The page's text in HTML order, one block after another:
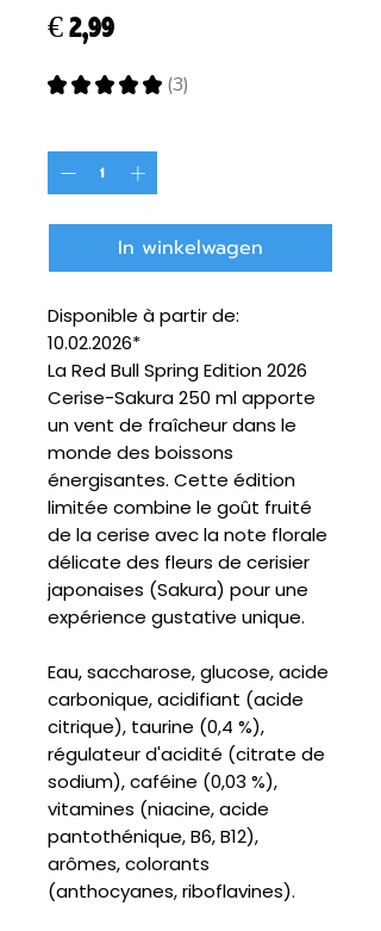
€ 2,99Prijs
★ ★ ★ ★ ★ 3
3
In winkelwagen
Disponible à partir de:
10.02.2026*
La Red Bull Spring Edition 2026
Cerise-Sakura 250 ml apporte
un vent de fraîcheur dans le
monde des boissons
énergisantes. Cette édition
limitée combine le goût fruité
de la cerise avec la note florale
délicate des fleurs de cerisier
japonaises (Sakura) pour une
expérience gustative unique.
Eau, saccharose, glucose, acide
carbonique, acidifiant (acide
citrique), taurine (0,4 %),
régulateur d'acidité (citrate de
sodium), caféine (0,03 %),
vitamines (niacine, acide
pantothénique, B6, B12),
arômes, colorants
(anthocyanes, riboflavines).